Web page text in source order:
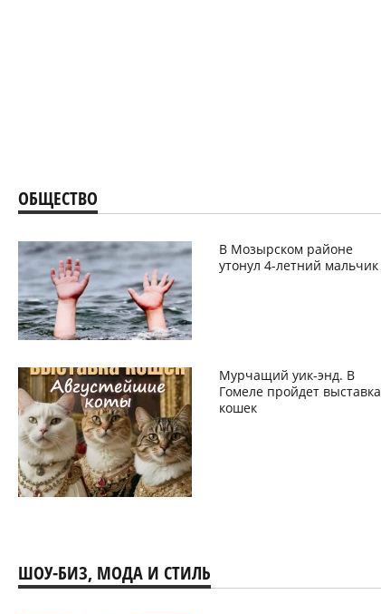
ОБЩЕСТВО
В Мозырском районе
утонул 4-летний мальчик
Мурчащий уик-энд. В
Гомеле пройдет выставка
кошек
ШОУ-БИЗ, МОДА И СТИЛЬ